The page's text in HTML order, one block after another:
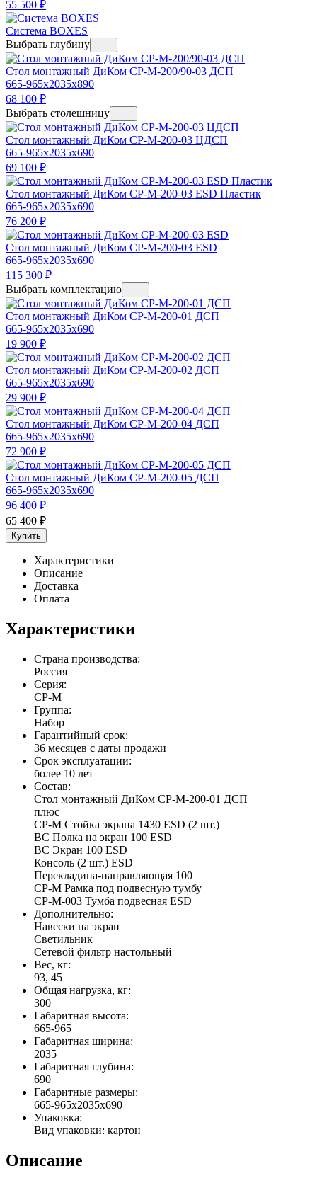
55 500 ₽
Система BOXES
Выбрать глубину
Стол монтажный ДиКом СР-М-200/90-03 ДСП
665-965x2035x890
68 100 ₽
Выбрать столешницу
Стол монтажный ДиКом СР-М-200-03 ЦДСП
665-965x2035x690
69 100 ₽
Стол монтажный ДиКом СР-М-200-03 ESD Пластик
665-965x2035x690
76 200 ₽
Стол монтажный ДиКом СР-М-200-03 ESD
665-965x2035x690
115 300 ₽
Выбрать комплектацию
Стол монтажный ДиКом СР-М-200-01 ДСП
665-965x2035x690
19 900 ₽
Стол монтажный ДиКом СР-М-200-02 ДСП
665-965x2035x690
29 900 ₽
Стол монтажный ДиКом СР-М-200-04 ДСП
665-965x2035x690
72 900 ₽
Стол монтажный ДиКом СР-М-200-05 ДСП
665-965x2035x690
96 400 ₽
65 400 ₽
Купить
Характеристики
Описание
Доставка
Оплата
Характеристики
Страна производства:
Россия
Серия:
СР-М
Группа:
Набор
Гарантийный срок:
36 месяцев с даты продажи
Срок эксплуатации:
более 10 лет
Состав:
Стол монтажный ДиКом СР-М-200-01 ДСП
плюс
СР-М Стойка экрана 1430 ESD (2 шт.)
ВС Полка на экран 100 ESD
ВС Экран 100 ESD
Консоль (2 шт.) ESD
Перекладина-направляющая 100
СР-М Рамка под подвесную тумбу
СР-М-003 Тумба подвесная ESD
Дополнительно:
Навески на экран
Светильник
Сетевой фильтр настольный
Вес, кг:
93, 45
Общая нагрузка, кг:
300
Габаритная высота:
665-965
Габаритная ширина:
2035
Габаритная глубина:
690
Габаритные размеры:
665-965x2035x690
Упаковка:
Вид упаковки: картон
Описание